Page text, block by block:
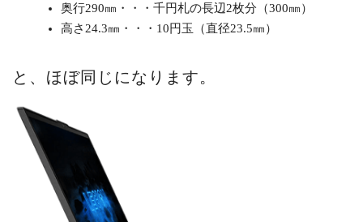
奥行290㎜・・・千円札の長辺2枚分（300㎜）
高さ24.3㎜・・・10円玉（直径23.5㎜）
と、ほぼ同じになります。